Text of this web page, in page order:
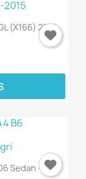
(X166) 2012-
Sedan -